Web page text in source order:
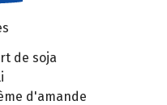
de soja
d'amande